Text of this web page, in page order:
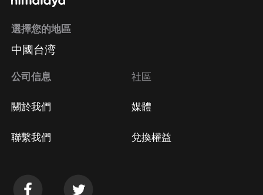
選擇您的地區
中國台湾
公司信息
關於我們
聯繫我們
社區
媒體
兌換權益